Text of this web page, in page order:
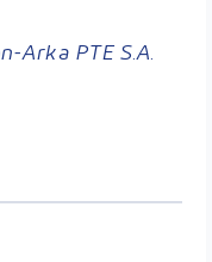
Arka PTE S.A.